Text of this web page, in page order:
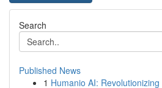
Search
Published News
1 Humanio AI: